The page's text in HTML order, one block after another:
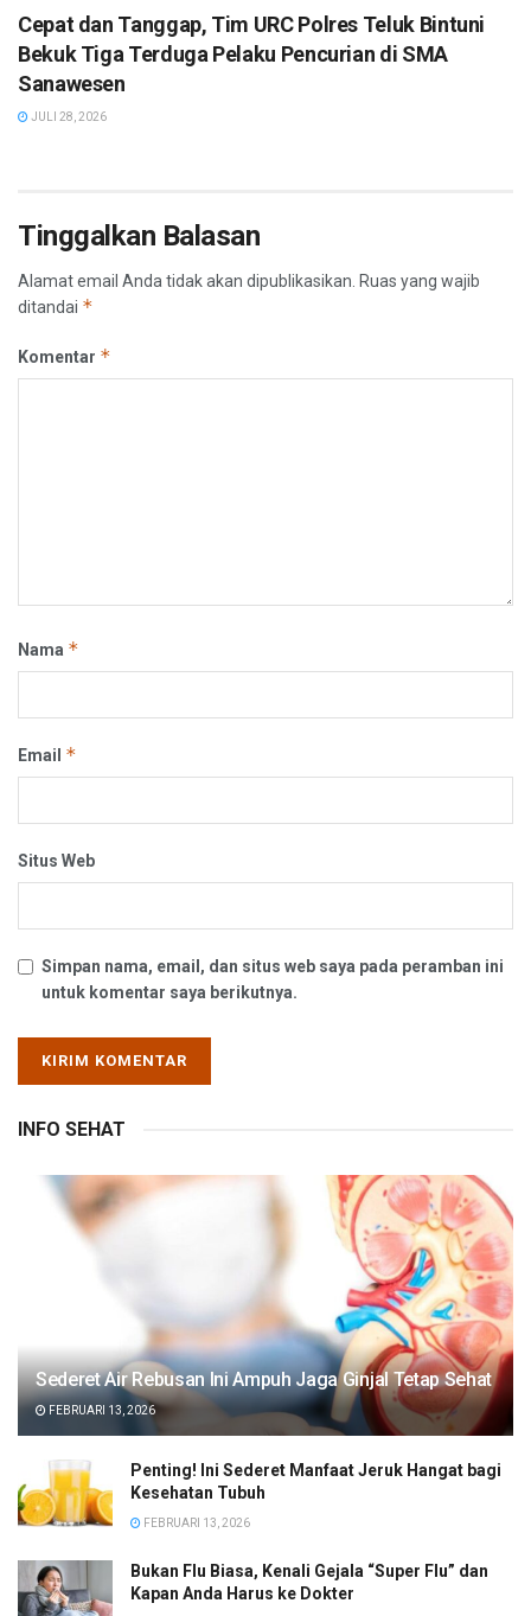
Cepat dan Tanggap, Tim URC Polres Teluk Bintuni
Bekuk Tiga Terduga Pelaku Pencurian di SMA
Sanawesen
JULI 28, 2026
Tinggalkan Balasan
Alamat email Anda tidak akan dipublikasikan. Ruas yang wajib
ditandai *
Komentar *
Nama *
Email *
Situs Web
Simpan nama, email, dan situs web saya pada peramban ini
untuk komentar saya berikutnya.
INFO SEHAT
Sederet Air Rebusan Ini Ampuh Jaga Ginjal Tetap Sehat
FEBRUARI 13, 2026
Penting! Ini Sederet Manfaat Jeruk Hangat bagi
Kesehatan Tubuh
FEBRUARI 13, 2026
Bukan Flu Biasa, Kenali Gejala “Super Flu” dan
Kapan Anda Harus ke Dokter